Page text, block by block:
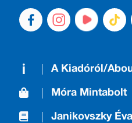
A Kiadóról/
Móra Mintabolt
Janikovszky